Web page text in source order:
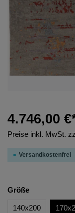
4.746,00
Preise inkl. MwSt.
Versandkostenfrei
Größe
140x200